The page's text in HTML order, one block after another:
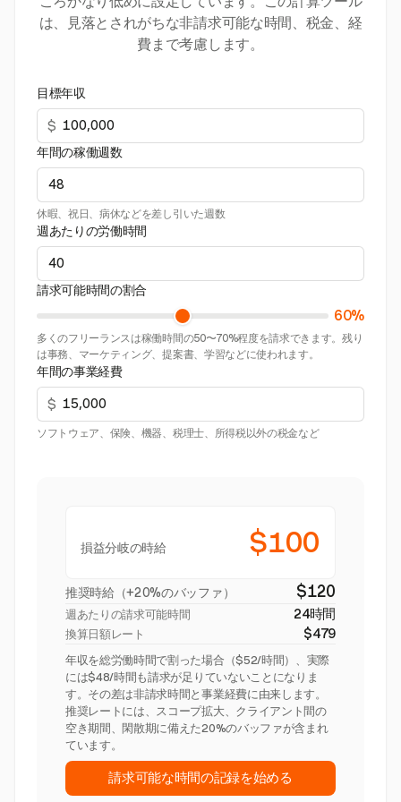
は、見落とされがちな非請求可能な時間、税金、経
費まで考慮します。
目標年収
$
年間の稼働週数
休暇、祝日、病休などを差し引いた週数
週あたりの労働時間
請求可能時間の割合
60%
多くのフリーランスは稼働時間の50〜70%程度を請求できます。残り
は事務、マーケティング、提案書、学習などに使われます。
年間の事業経費
$
ソフトウェア、保険、機器、税理士、所得税以外の税金など
損益分岐の時給 $100
推奨時給（+20%のバッファ） $120
週あたりの請求可能時間 24時間
換算日額レート $479
年収を総労働時間で割った場合（$52/時間）、実際
には$48/時間も請求が足りていないことになりま
す。その差は非請求時間と事業経費に由来します。
推奨レートには、スコープ拡大、クライアント間の
空き期間、閑散期に備えた20%のバッファが含まれ
ています。
請求可能な時間の記録を始める